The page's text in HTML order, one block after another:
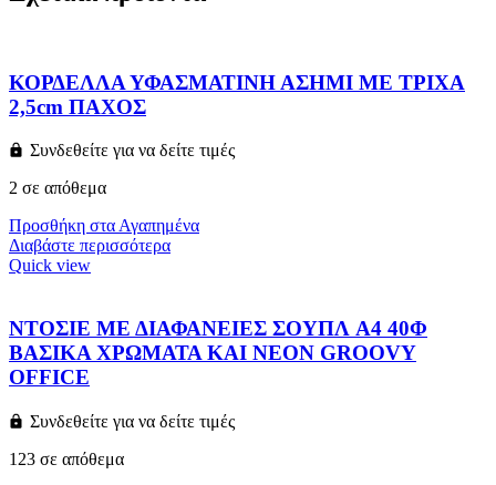
ΚΟΡΔΕΛΛΑ ΥΦΑΣΜΑΤΙΝΗ ΑΣΗΜΙ ΜΕ ΤΡΙΧΑ
2,5cm ΠΑΧΟΣ
Συνδεθείτε για να δείτε τιμές
2 σε απόθεμα
Προσθήκη στα Αγαπημένα
Διαβάστε περισσότερα
Quick view
ΝΤΟΣΙΕ ΜΕ ΔΙΑΦΑΝΕΙΕΣ ΣΟΥΠΛ A4 40Φ
ΒΑΣΙΚΑ ΧΡΩΜΑΤΑ ΚΑΙ NEON GROOVY
OFFICE
Συνδεθείτε για να δείτε τιμές
123 σε απόθεμα